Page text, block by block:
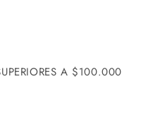
A $100.000